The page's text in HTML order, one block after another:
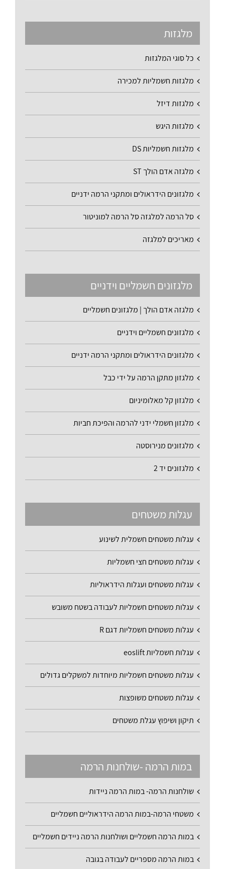
מלגזות
כל סוגי המלגזות
מלגזות חשמליות למכירה
מלגזות דיזל
מלגזות היגש
מלגזות חשמליות DS
מלגזה אדם הולך ST
מלגזונים הידראולים ומתקני הרמה ידניים
סל הרמה למלגזה סל הרמה למוניטור
מאריכים למלגזה
מלגזונים חשמליים וידניים
מלגזה אדם הולך | מלגזונים חשמליים
מלגזונים חשמליים וידניים
מלגזונים הידראולים ומתקני הרמה ידניים
מלגזון מתקן הרמה על ידי כבל
מלגזון קל מאלומיניום
מלגזון חשמלי ידני להרמה והפיכת חביות
מלגזונים מנירוסטה
מלגזונים יד 2
עגלות משטחים
עגלות משטחים חשמלית לשינוע
עגלות משטחים חצי חשמליות
עגלות משטחים ועגלות הידראוליות
עגלות משטחים חשמליות לעבודה בשטח משובש
עגלות משטחים חשמליות דגם R
עגלות חשמליות eoslift
עגלות משטחים חשמליות מיוחדות למשקלים גדולים
עגלות משטחים משופצות
תיקון ושיפוץ עגלת משטחים
במות הרמה -שולחנות הרמה
שולחנות הרמה- במות הרמה ניידות
משטחי הרמה-במות הרמה הידראוליים חשמליים
במות הרמה חשמליים ושולחנות הרמה ניידים חשמליים
במות הרמה מספריים לעבודה בגובה